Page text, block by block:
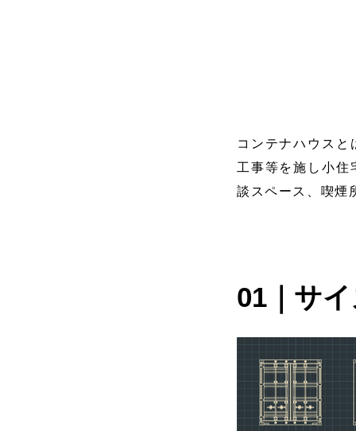
コンテナハウス
工事等を施し小住
談スペース、喫煙
01｜サ